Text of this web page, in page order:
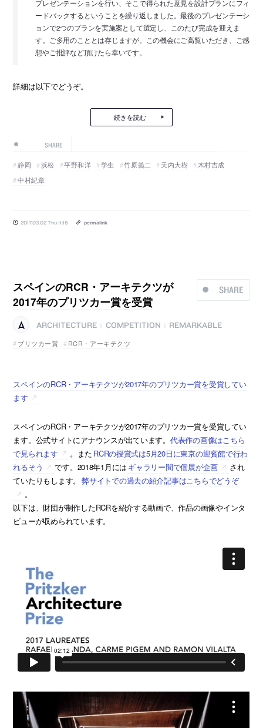
プレゼンテーションを行い、そこで得られた意見を設計プランにフィ
ードバックするということを繰り返しました。最後のプレゼンテーシ
ョンで2つのプランを実施案として選定し、このたび完成を迎えま
す。ご多用のこととは存じますが。この機会にご高覧いただき、ご感
想やご批評など頂けたら幸いです。
詳細は以下でどうぞ。
続きを読む
SHARE
静岡 浜松 平野和洋 学生 竹原義二 天内大樹
木村吉成
中村紀章
2017.03.02 Thu 11:16 permalink
SHARE
スペインのRCR・アーキテクツが
2017年のプリツカー賞を受賞
ARCHITECTURE COMPETITION
REMARKABLE
プリツカー賞
RCR・アーキテクツ
スペインのRCR・アーキテクツが2017年のプリツカー賞を受賞してい
ます
スペインのRCR・アーキテクツが2017年のプリツカー賞を受賞してい
ます。公式サイトにアナウンスが出ています。 代表作の画像はこちら
で見られます
。また RCRの授賞式は5月20日に東京の迎賓館で行わ
れるそう
です。2018年1月には ギャラリー間で個展が企画
され
ていたりもします。 弊サイトでの過去の紹介記事はこちらでどうぞ
。
以下は、財団が制作したRCRを紹介する動画で、作品の画像やインタ
ビューが収められています。